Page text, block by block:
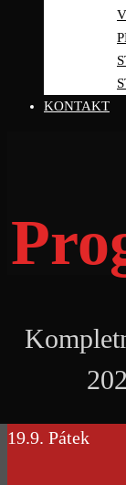
KONTAKT
19.9. Pátek